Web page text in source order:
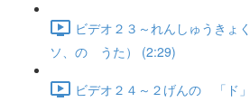
ビデオ２３～れんしゅうきょ
ソ、の うた） (2:29)
ビデオ２４～２げんの 「ド